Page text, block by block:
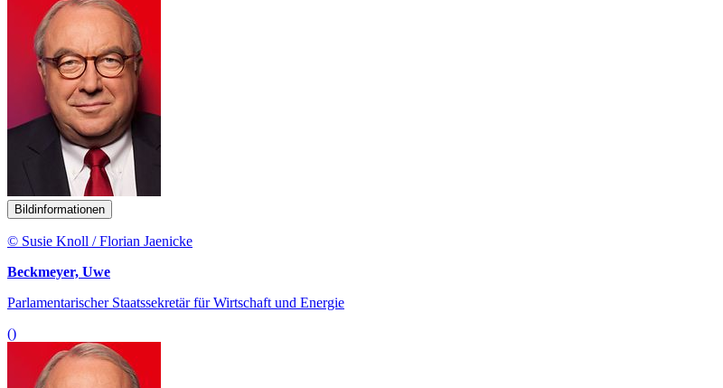
Bildinformationen
© Susie Knoll / Florian Jaenicke
Beckmeyer, Uwe
Parlamentarischer Staatssekretär für Wirtschaft und Energie
()